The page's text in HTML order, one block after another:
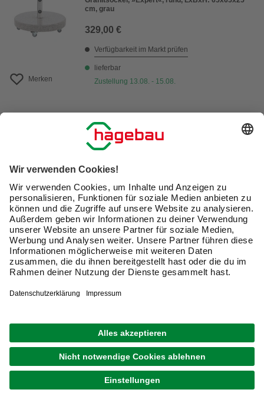
Merken
cm, grau
329,00 €
Verfügbarkeit im Markt prüfen
lieferbar
Zustellung 13.08. - 15.08.
Sonnenschirmständer online kaufen und
Schattenplatz schaffen
Der nächste Sommer kommt bestimmt. Spätestens, wenn
es Frühling wird und die ersten Sonnenstrahlen nach
einem dunklen Winter durch die Wolken brechen, solltest
Du Dir Gedanken um einen gutenSonnenschutz
EinSonnenschirmist dabei oft mehr als nur ein
perfekten Gartenmöblierung
Sonnenschirme für jeden Geschmack. Kein Wunder also,
dass es auch zig verschiedene Sonnenschirmständer gibt.
Wir helfen Dir, den richtigen Schirmständer für Deinen
Schirm online zu bestellen.